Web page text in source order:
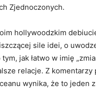
Zjednoczonych.
hollywoodzkim
sile idei, o
jak łatwo w imię
relacje. Z komentarzy
wynika, że to jeden